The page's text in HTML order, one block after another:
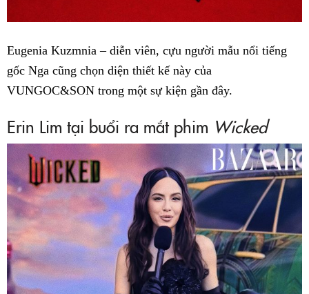
Eugenia Kuzmnia – diễn viên, cựu người mẫu nổi tiếng
gốc Nga cũng chọn diện thiết kế này của
VUNGOC&SON trong một sự kiện gần đây.
Erin Lim tại buổi ra mắt phim Wicked